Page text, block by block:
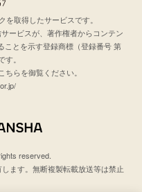
を取得したサービスです。
ービスが、著作権者からコンテン
ことを示す登録商標（登録番号 第
す。
らを御覧ください。
reserved.
ます。無断複製転載放送等は禁止